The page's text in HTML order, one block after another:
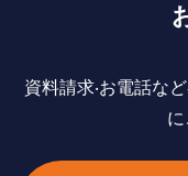
資料請求‧お電話な
に